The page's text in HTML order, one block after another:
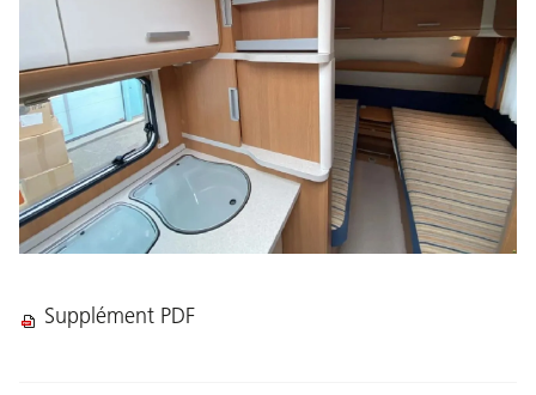
Supplément PDF